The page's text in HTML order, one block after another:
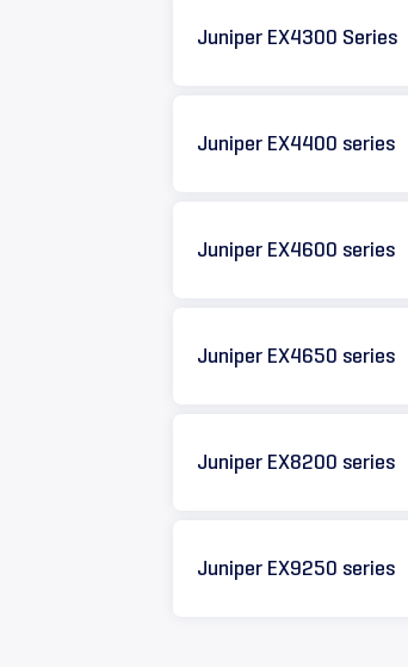
Juniper EX4300 Series
Juniper EX4400 series
Juniper EX4600 series
Juniper EX4650 series
Juniper EX8200 series
Juniper EX9250 series